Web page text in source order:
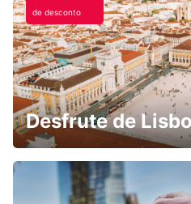
de desconto
Desfrute de